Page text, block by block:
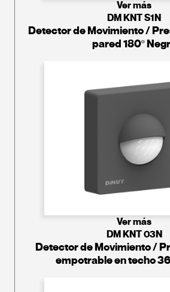
Ver más
DM KNT S1N
Detector de Movimiento /
pared 180º
Ver más
DM KNT 03N
Detector de Movimiento /
empotrable en techo